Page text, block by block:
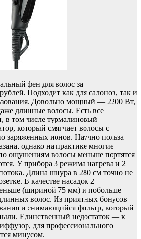
фен для волос за
Подходит как для салонов, так и
Довольно мощный — 2200 Вт,
длинные волосы. Есть все
в том числе турмалиновый
который смягчает волосы с
заряженных ионов. Научно польза
однако на практике многие
ощущениям волосы меньше портятся
У прибора 3 режима нагрева и 2
Длина шнура в 280 см точно не
В качестве насадок 2
(шириной 75 мм) и побольше
волос. Из приятных бонусов —
и снимающийся фильтр, который
Единственный недостаток — к
для профессионального
минусом.